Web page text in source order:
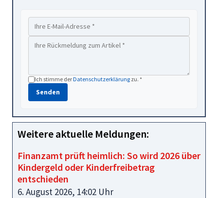
Ich stimme derDatenschutzerklärung zu. *
Senden
Weitere aktuelle Meldungen:
Finanzamt prüft heimlich: So wird 2026 über
Kindergeld oder Kinderfreibetrag
entschieden
6. August 2026, 14:02 Uhr